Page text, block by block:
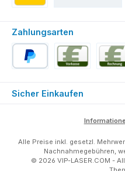
Zahlungsarten
Sicher Einkaufen
Alle Preise inkl. gesetzl.
Nachnahmegebühren,
© 2026 VIP-LASER.COM -